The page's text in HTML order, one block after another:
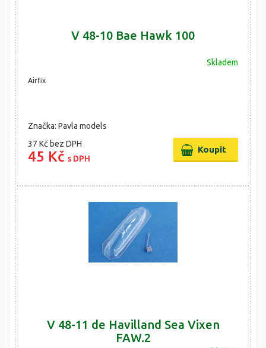
V 48-10 Bae Hawk 100
Skladem
Airfix
Značka: Pavla models
37 Kč bez DPH
45 Kč s DPH
V 48-11 de Havilland Sea Vixen
FAW.2